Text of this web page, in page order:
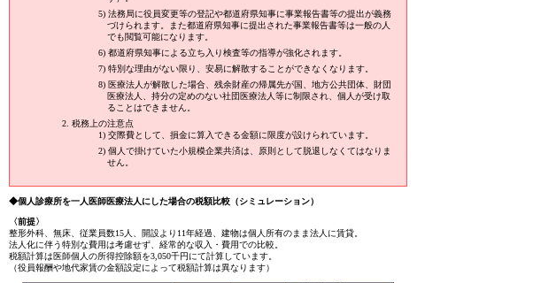
5) 法務局に役員変更等の登記や都道府県知事に事業報告書等の提出が義務
づけられます。また都道府県知事に提出された事業報告書等は一般の人
でも閲覧可能になります。
6) 都道府県知事による立ち入り検査等の指導が強化されます。
7) 特別な理由がない限り、安易に解散することができなくなります。
8) 医療法人が解散した場合、残余財産の帰属先が国、地方公共団体、財団
医療法人、持分の定めのない社団医療法人等に制限され、個人が受け取
ることはできません。
税務上の注意点
1) 交際費として、損金に算入できる金額に限度が設けられています。
2) 個人で掛けていた小規模企業共済は、原則として脱退しなくてはなりま
せん。
◆個人診療所を一人医師医療法人にした場合の税額比較（シミュレーション）
〈前提〉
整形外科、無床、従業員数15人、開設より11年経過、建物は個人所有のまま法人に賃貸。
法人化に伴う特別な費用は考慮せず、経常的な収入・費用での比較。
税額計算は医師個人の所得控除額を3,050千円にて計算しています。
（役員報酬や地代家賃の金額設定によって税額計算は異なります）